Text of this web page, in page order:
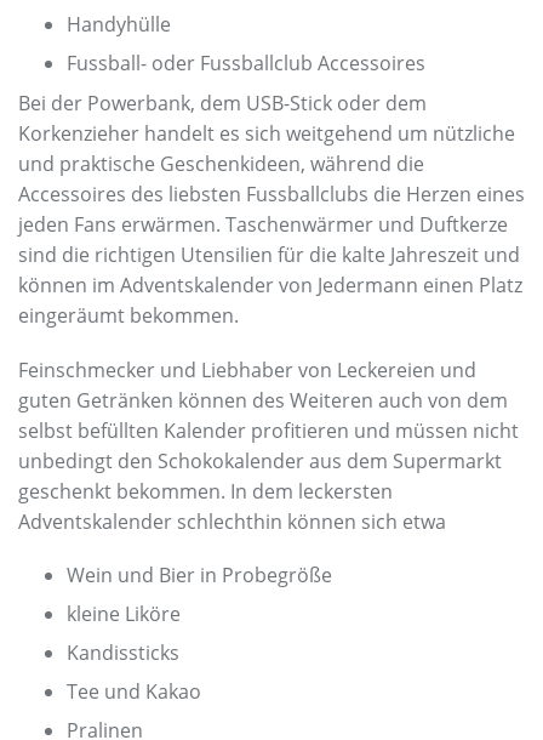
Handyhülle
Fussball- oder Fussballclub Accessoires
Bei der Powerbank, dem USB-Stick oder dem
Korkenzieher handelt es sich weitgehend um nützliche
und praktische Geschenkideen, während die
Accessoires des liebsten Fussballclubs die Herzen eines
jeden Fans erwärmen. Taschenwärmer und Duftkerze
sind die richtigen Utensilien für die kalte Jahreszeit und
können im Adventskalender von Jedermann einen Platz
eingeräumt bekommen.
Feinschmecker und Liebhaber von Leckereien und
guten Getränken können des Weiteren auch von dem
selbst befüllten Kalender profitieren und müssen nicht
unbedingt den Schokokalender aus dem Supermarkt
geschenkt bekommen. In dem leckersten
Adventskalender schlechthin können sich etwa
Wein und Bier in Probegröße
kleine Liköre
Kandissticks
Tee und Kakao
Pralinen